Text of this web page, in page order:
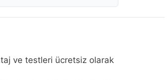
ve testleri ücretsiz olarak